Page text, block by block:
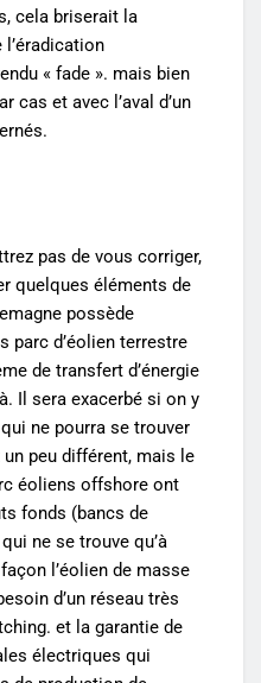
cela briserait la
l’éradication
« fade ». mais bien
cas et avec l’aval d’un
pas de vous corriger,
quelques éléments de
possède
parc d’éolien terrestre
de transfert d’énergie
Il sera exacerbé si on y
ne pourra se trouver
un peu différent, mais le
éoliens offshore ont
fonds (bancs de
ne se trouve qu’à
l’éolien de masse
d’un réseau très
et la garantie de
électriques qui